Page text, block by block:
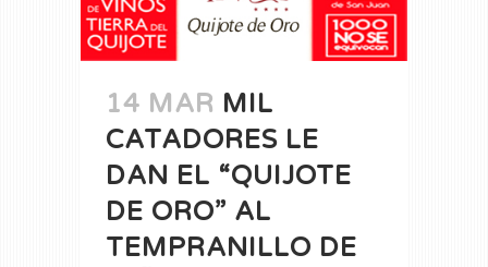
14 MAR MIL
CATADORES LE
DAN EL “QUIJOTE
DE ORO” AL
TEMPRANILLO DE